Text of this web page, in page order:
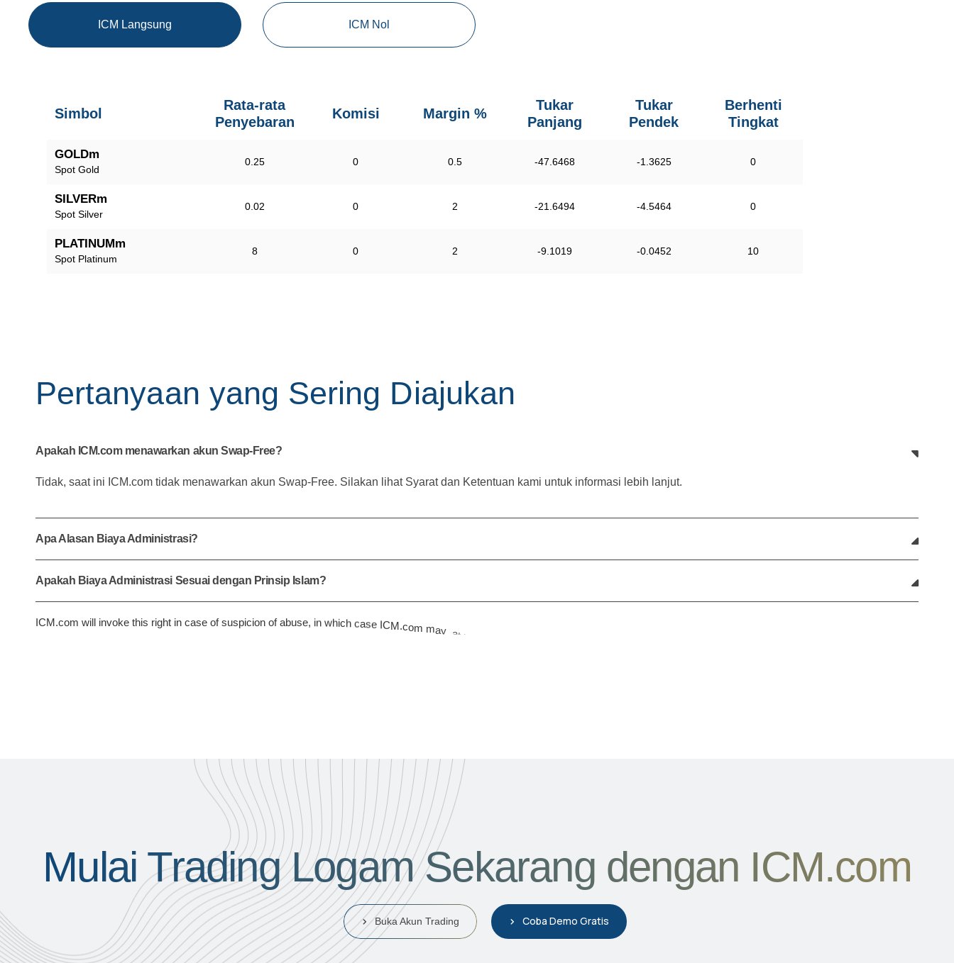
ICM Langsung ICM Nol
Simbol
Rata-rata
Penyebaran
Komisi Margin %
Tukar
Panjang
Tukar
Pendek
Berhenti
Tingkat
GOLDm
Spot Gold
0.25 0 0.5 -47.6468 -1.3625 0
SILVERm
Spot Silver
0.02 0 2 -21.6494 -4.5464 0
PLATINUMm
Spot Platinum
8 0 2 -9.1019 -0.0452 10
Pertanyaan yang Sering Diajukan
Apakah ICM.com menawarkan akun Swap-Free?
Tidak, saat ini ICM.com tidak menawarkan akun Swap-Free. Silakan lihat Syarat dan Ketentuan kami untuk informasi lebih lanjut.
Apa Alasan Biaya Administrasi?
Apakah Biaya Administrasi Sesuai dengan Prinsip Islam?
ICM.com will invoke this right in case of suspicion of abuse, in which case ICM c
Mulai Trading Logam Sekarang dengan ICM.com
Buka Akun Trading Coba Demo Gratis